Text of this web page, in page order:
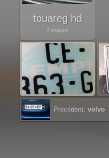
touareg hd
2 images
Précédent: volvo